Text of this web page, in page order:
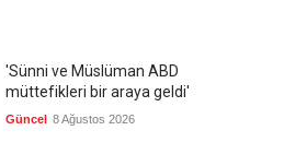
'Sünni ve Müslüman ABD
müttefikleri bir araya geldi'
Güncel 8 Ağustos 2026